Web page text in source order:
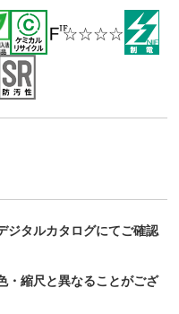
ジタルカタログにてご確認
・縮尺と異なることがござ